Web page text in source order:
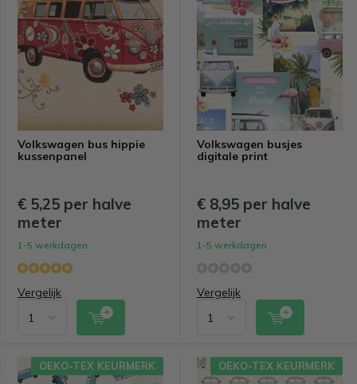
Volkswagen bus hippie
kussenpanel
€ 5,25 per halve
meter
1-5 werkdagen
Vergelijk
Volkswagen busjes
digitale print
€ 8,95 per halve
meter
1-5 werkdagen
Vergelijk
OEKO-TEX KEURMERK OEKO-TEX KEURMERK